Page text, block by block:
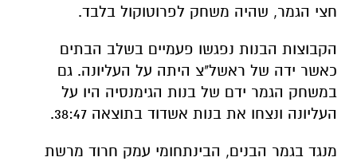
חצי הגמר, שהיה משחק לפרוטוקול בלבד.
הקבוצות הבנות נפגשו פעמיים בשלב הבתים
כאשר ידה של ראשל"צ היתה על העליונה. גם
במשחק הגמר ידם של בנות הגימנסיה היו על
העליונה ונצחו את בנות אשדוד בתוצאה 38:47.
מנגד בגמר הבנים, הבינתחומי עמק חרוד מרשת